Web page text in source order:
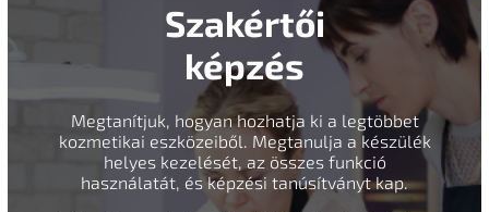
Szakértői
képzés
Megtanítjuk, hogyan hozhatja ki a legtöbbet
kozmetikai eszközeiből. Megtanulja a készülék
helyes kezelését, az összes funkció
használatát, és képzési tanúsítványt kap.